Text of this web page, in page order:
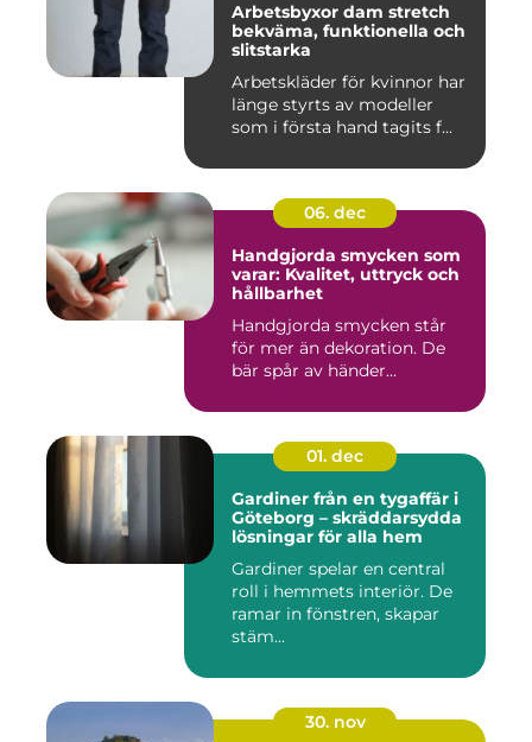
Arbetsbyxor dam stretch
bekväma, funktionella och
slitstarka
Arbetskläder för kvinnor har
länge styrts av modeller
som i första hand tagits f...
06. dec
Handgjorda smycken som
varar: Kvalitet, uttryck och
hållbarhet
Handgjorda smycken står
för mer än dekoration. De
bär spår av händer...
01. dec
Gardiner från en tygaffär i
Göteborg – skräddarsydda
lösningar för alla hem
Gardiner spelar en central
roll i hemmets interiör. De
ramar in fönstren, skapar
stäm...
30. nov